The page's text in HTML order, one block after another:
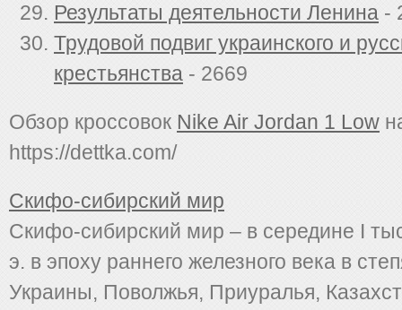
Результаты деятельности Ленина -
Трудовой подвиг украинского и
крестьянства - 2669
Обзор кроссовок Nike Air Jordan 1 Low
https://dettka.com/
Скифо-сибирский мир
Скифо-сибирский мир – в середине I
э. в эпоху раннего железного века в
Украины, Поволжья, Приуралья,